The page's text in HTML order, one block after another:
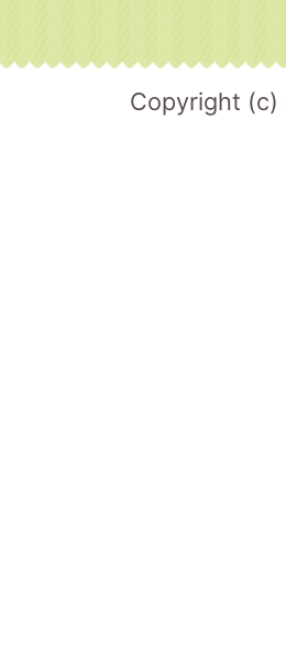
Copyright (c)